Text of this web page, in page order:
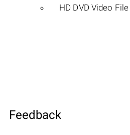
HD DVD Video File
Feedback